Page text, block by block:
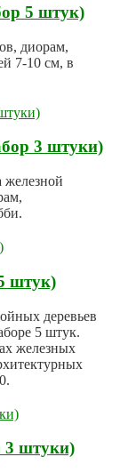
5 штук)
диорам,
7-10 см, в
3 штуки)
железной
штук)
деревьев
5 штук.
железных
3 штуки)